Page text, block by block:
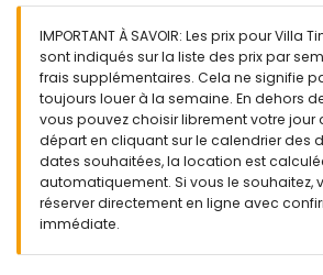
piscine privée en forme de lagune
merveilleux jardin gazonné avec des
jardin avec transats
4 terrasses, dont 2 sont couvertes
cuisine d'extérieur et barbecue
douche extérieure
espace de détente à l'extérieur
terrasse sur le toit
Plus d'informations
ville la plus proche : Moraira (à moins
IMPORTANT À SAVOIR: Les prix pour Villa
sont indiqués sur la liste des prix par
frais supplémentaires. Cela ne signifie
toujours louer à la semaine. En dehors
vous pouvez choisir librement votre jour
départ en cliquant sur le calendrier des
dates souhaitées, la location est
automatiquement. Si vous le souhaitez,
réserver directement en ligne avec
immédiate.